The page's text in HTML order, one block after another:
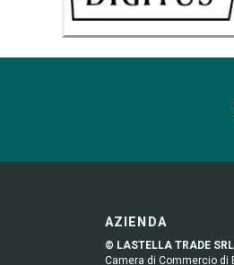
AZIENDA
© LASTELLA TRADE SRL
Camera di Commercio di